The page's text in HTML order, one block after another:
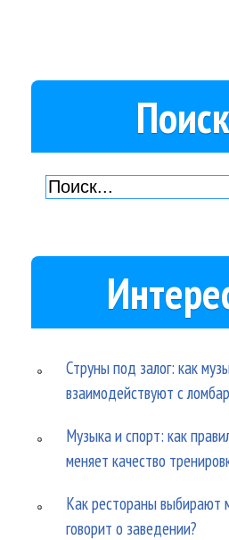
Поиск
Струны под залог: как
взаимодействуют с
Музыка и спорт: как
меняет качество
Как рестораны выбирают
говорит о заведении?